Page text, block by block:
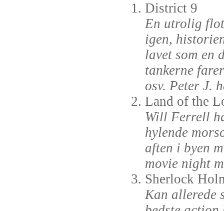
District 9
En utrolig
igen,
lavet som en
tankerne
osv. Peter J.
Land of the
Will Ferrell
hylende
aften i byen
movie night
Sherlock
Kan allerede